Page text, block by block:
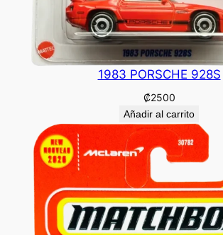
1983 PORSCHE 928S
₡2500
Añadir al carrito